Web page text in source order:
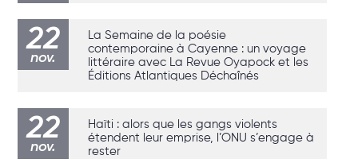
22
nov.
La Semaine de la poésie
contemporaine à Cayenne : un voyage
littéraire avec La Revue Oyapock et les
Éditions Atlantiques Déchaînés
22
nov.
Haïti : alors que les gangs violents
étendent leur emprise, l’ONU s’engage à
rester